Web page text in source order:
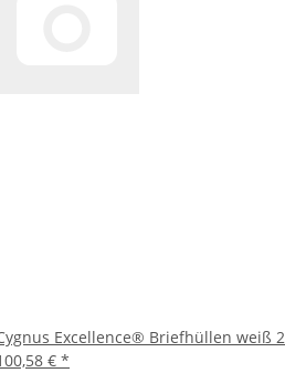
Excellence® Briefhüllen weiß
€ *